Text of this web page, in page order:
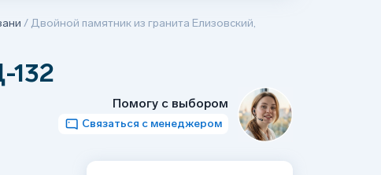
/ Двойной памятник из гранита Елизовский,
132
Помогу с выбором
Связаться с менеджером